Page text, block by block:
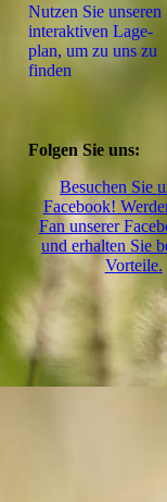
Nutzen Sie unseren
interaktiven La­ge­
plan, um zu uns zu
finden
Folgen Sie uns:
Besuchen Sie
Facebook!
Fan unserer
und erhalten Sie
Vorteile.